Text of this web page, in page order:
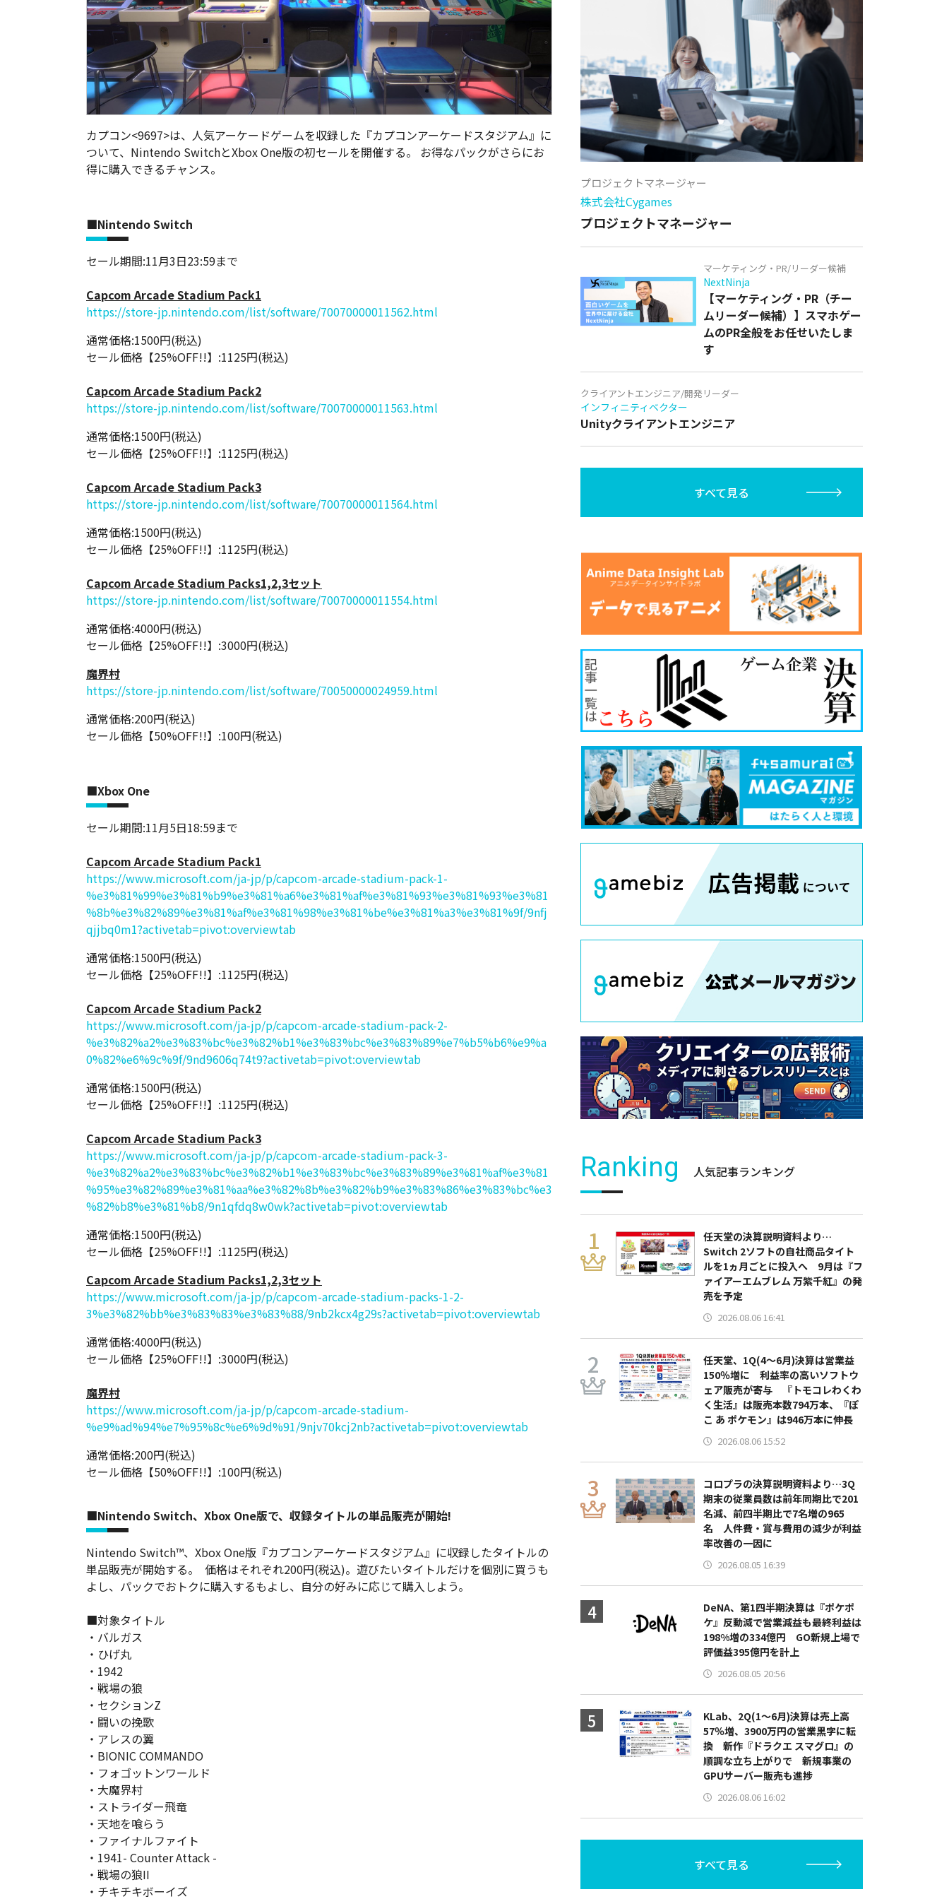
カプコン<9697>は、人気アーケードゲームを収録した『カプコンアーケードスタジアム』に
ついて、Nintendo SwitchとXbox One版の初セールを開催する。 お得なパックがさらにお
得に購入できるチャンス。
■Nintendo Switch
セール期間:11月3日23:59まで
Capcom Arcade Stadium Pack1
https://store-jp.nintendo.com/list/software/70070000011562.html
通常価格:1500円(税込)
セール価格【25%OFF!!】:1125円(税込)
Capcom Arcade Stadium Pack2
https://store-jp.nintendo.com/list/software/70070000011563.html
通常価格:1500円(税込)
セール価格【25%OFF!!】:1125円(税込)
Capcom Arcade Stadium Pack3
https://store-jp.nintendo.com/list/software/70070000011564.html
通常価格:1500円(税込)
セール価格【25%OFF!!】:1125円(税込)
Capcom Arcade Stadium Packs1,2,3セット
https://store-jp.nintendo.com/list/software/70070000011554.html
通常価格:4000円(税込)
セール価格【25%OFF!!】:3000円(税込)
魔界村
https://store-jp.nintendo.com/list/software/70050000024959.html
通常価格:200円(税込)
セール価格【50%OFF!!】:100円(税込)
■Xbox One
セール期間:11月5日18:59まで
Capcom Arcade Stadium Pack1
https://www.microsoft.com/ja-jp/p/capcom-arcade-stadium-pack-1-
%e3%81%99%e3%81%b9%e3%81%a6%e3%81%af%e3%81%93%e3%81%93%e3%81
%8b%e3%82%89%e3%81%af%e3%81%98%e3%81%be%e3%81%a3%e3%81%9f/9nfj
qjjbq0m1?activetab=pivot:overviewtab
通常価格:1500円(税込)
セール価格【25%OFF!!】:1125円(税込)
Capcom Arcade Stadium Pack2
https://www.microsoft.com/ja-jp/p/capcom-arcade-stadium-pack-2-
%e3%82%a2%e3%83%bc%e3%82%b1%e3%83%bc%e3%83%89%e7%b5%b6%e9%a
0%82%e6%9c%9f/9nd9606q74t9?activetab=pivot:overviewtab
通常価格:1500円(税込)
セール価格【25%OFF!!】:1125円(税込)
Capcom Arcade Stadium Pack3
https://www.microsoft.com/ja-jp/p/capcom-arcade-stadium-pack-3-
%e3%82%a2%e3%83%bc%e3%82%b1%e3%83%bc%e3%83%89%e3%81%af%e3%81
%95%e3%82%89%e3%81%aa%e3%82%8b%e3%82%b9%e3%83%86%e3%83%bc%e3
%82%b8%e3%81%b8/9n1qfdq8w0wk?activetab=pivot:overviewtab
通常価格:1500円(税込)
セール価格【25%OFF!!】:1125円(税込)
Capcom Arcade Stadium Packs1,2,3セット
https://www.microsoft.com/ja-jp/p/capcom-arcade-stadium-packs-1-2-
3%e3%82%bb%e3%83%83%e3%83%88/9nb2kcx4g29s?activetab=pivot:overviewtab
通常価格:4000円(税込)
セール価格【25%OFF!!】:3000円(税込)
魔界村
https://www.microsoft.com/ja-jp/p/capcom-arcade-stadium-
%e9%ad%94%e7%95%8c%e6%9d%91/9njv70kcj2nb?activetab=pivot:overviewtab
通常価格:200円(税込)
セール価格【50%OFF!!】:100円(税込)
■Nintendo Switch、Xbox One版で、収録タイトルの単品販売が開始!
Nintendo Switch™、Xbox One版『カプコンアーケードスタジアム』に収録したタイトルの
単品販売が開始する。 価格はそれぞれ200円(税込)。遊びたいタイトルだけを個別に買うも
よし、パックでおトクに購入するもよし、自分の好みに応じて購入しよう。
■対象タイトル
・バルガス
・ひげ丸
・1942
・戦場の狼
・セクションZ
・闘いの挽歌
・アレスの翼
・BIONIC COMMANDO
・フォゴットンワールド
・大魔界村
・ストライダー飛竜
・天地を喰らう
・ファイナルファイト
・1941- Counter Attack -
・戦場の狼II
・チキチキボーイズ
プロジェクトマネージャー
株式会社Cygames
プロジェクトマネージャー
マーケティング・PR/リーダー候補
NextNinja
【マーケティング・PR（チー
ムリーダー候補）】スマホゲー
ムのPR全般をお任せいたしま
す
クライアントエンジニア/開発リーダー
インフィニティベクター
Unityクライアントエンジニア
すべて見る
Ranking 人気記事ランキング
任天堂の決算説明資料より…
Switch 2ソフトの自社商品タイト
ルを1ヵ月ごとに投入へ 9月は『フ
ァイアーエムブレム 万紫千紅』の発
売を予定
2026.08.06 16:41
任天堂、1Q(4～6月)決算は営業益
150％増に 利益率の高いソフトウ
ェア販売が寄与 『トモコレわくわ
く生活』は販売本数794万本、『ぽ
こ あ ポケモン』は946万本に伸長
2026.08.06 15:52
コロプラの決算説明資料より…3Q
期末の従業員数は前年同期比で201
名減、前四半期比で7名増の965
名 人件費・賞与費用の減少が利益
率改善の一因に
2026.08.05 16:39
DeNA、第1四半期決算は『ポケポ
ケ』反動減で営業減益も最終利益は
198%増の334億円 GO新規上場で
評価益395億円を計上
2026.08.05 20:56
KLab、2Q(1～6月)決算は売上高
57％増、3900万円の営業黒字に転
換 新作『ドラクエ スマグロ』の
順調な立ち上がりで 新規事業の
GPUサーバー販売も進捗
2026.08.06 16:02
すべて見る